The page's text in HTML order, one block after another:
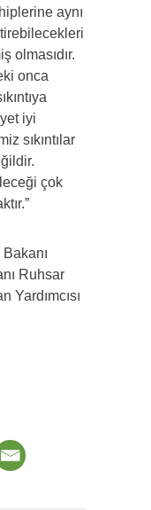
aynı
olmasıdır.
onca
iyi
sıkıntılar
çok
Ruhsar
Yardımcısı